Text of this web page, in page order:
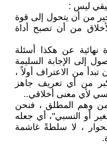
ليس :
من أن يتحول إلى قوة
من أن تصبح أداة
نهائية عن هكذا أسئلة
إلى الإجابة السليمة
من الاعتراف أولاً ،
من أي تعريف جاهز
لأي معنى أخلاقي..
وهم المطلق ، فنحن
أو النسبي"، أي جعله
، لا سلطةً غاشمة